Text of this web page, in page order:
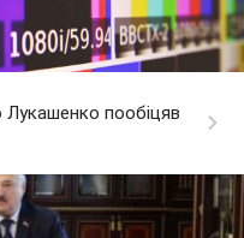
пообіцяв